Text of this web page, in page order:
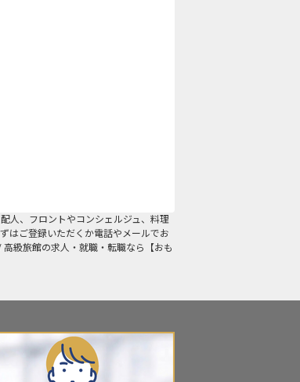
人、フロントやコンシェルジュ、料理
はご登録いただくか電話やメールでお
級旅館の求人・就職・転職なら【おも